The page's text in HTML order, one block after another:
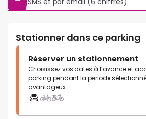
SMS et par email (6 chiffres).
Stationner dans ce parking
Réserver un stationnement
Choisissez vos dates à l’avance et
parking pendant la période
avantageux.